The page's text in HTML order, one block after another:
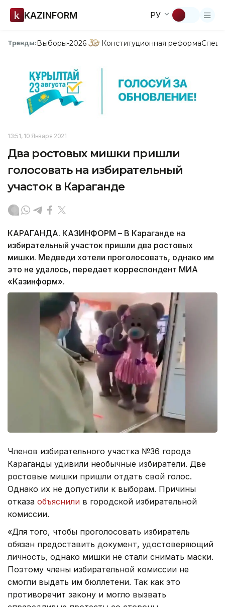
KAZINFORM РУ
Тренды:Выборы-2026 Конституционная реформа
13:51, 10 Января 2021
Два ростовых мишки пришли
голосовать на избирательный
участок в Караганде
КАРАГАНДА. КАЗИНФОРМ – В Караганде на
избирательный участок пришли два ростовых
мишки. Медведи хотели проголосовать, однако им
это не удалось, передает корреспондент МИА
«Казинформ».
Членов избирательного участка №36 города
Караганды удивили необычные избиратели. Две
ростовые мишки пришли отдать свой голос.
Однако их не допустили к выборам. Причины
отказа объяснили в городской избирательной
комиссии.
«Для того, чтобы проголосовать избиратель
обязан предоставить документ, удостоверяющий
личность, однако мишки не стали снимать маски.
Поэтому члены избирательной комиссии не
смогли выдать им бюллетени. Так как это
противоречит закону и могло вызвать